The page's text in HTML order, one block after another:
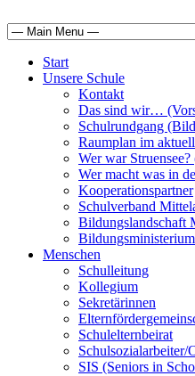
Start
Unsere Schule
Kontakt
Das sind wir…
Schulrundgang
Raumplan im
Wer war
Wer macht was in
Kooperationspartner
Schulverband
Bildungslandschaft
Bildungsministerium
Menschen
Schulleitung
Kollegium
Sekretärinnen
Schulelternbeirat
Schulsozialarbeiter/
SIS (Seniors in